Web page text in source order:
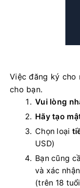
Việc đăng ký cho
cho bạn.
Vui lòng
Hãy tạo
Chọn loại
USD)
Bạn cũng
và xác
(trên 18